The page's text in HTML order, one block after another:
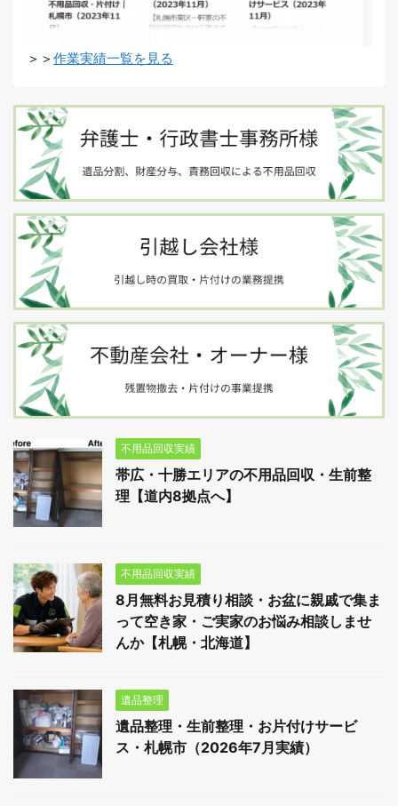
＞＞ 作業実績一覧を見る
不用品回収実績
帯広・十勝エリアの不用品回収・生前整
理【道内8拠点へ】
不用品回収実績
8月無料お見積り相談・お盆に親戚で集ま
って空き家・ご実家のお悩み相談しませ
んか【札幌・北海道】
遺品整理
遺品整理・生前整理・お片付けサービ
ス・札幌市（2026年7月実績）